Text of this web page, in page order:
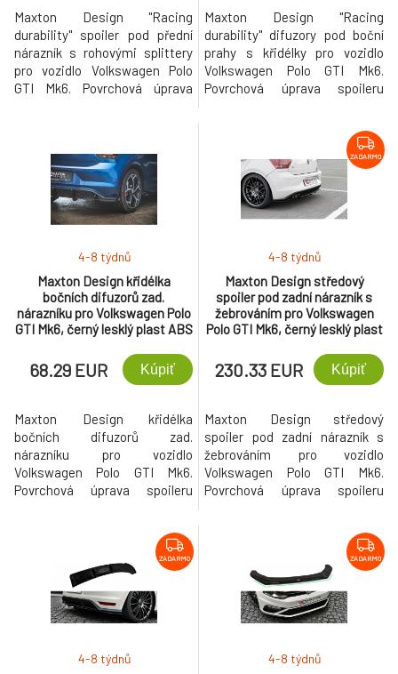
Maxton Design "Racing
durability" spoiler pod přední
nárazník s rohovými splittery
pro vozidlo Volkswagen Polo
GTI Mk6. Povrchová úprava
Maxton Design "Racing
durability" difuzory pod boční
prahy s křidélky pro vozidlo
Volkswagen Polo GTI Mk6.
Povrchová úprava spoileru
Maxton Design křidélka
bočních difuzorů zad.
nárazníku pro Volkswagen Polo
GTI Mk6, černý lesklý plast ABS
4-8 týdnů
68.29 EUR Kúpiť
Maxton Design křidélka
bočních difuzorů zad.
nárazníku pro vozidlo
Volkswagen Polo GTI Mk6.
Povrchová úprava spoileru
ZADARMO
Maxton Design středový
spoiler pod zadní nárazník s
žebrováním pro Volkswagen
Polo GTI Mk6, černý lesklý plast
4-8 týdnů
230.33 EUR Kúpiť
Maxton Design středový
spoiler pod zadní nárazník s
žebrováním pro vozidlo
Volkswagen Polo GTI Mk6.
Povrchová úprava spoileru
ZADARMO
4-8 týdnů
ZADARMO
4-8 týdnů